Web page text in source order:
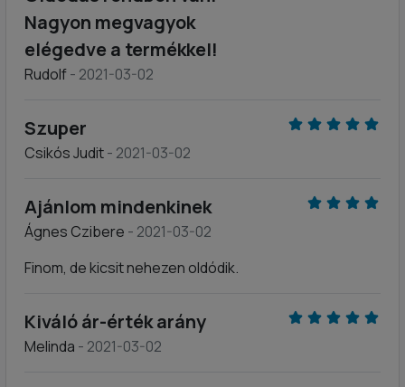
Nagyon megvagyok
elégedve a termékkel!
Rudolf- 2021-03-02
Szuper
Csikós Judit- 2021-03-02
Ajánlom mindenkinek
Ágnes Czibere - 2021-03-02
Finom, de kicsit nehezen oldódik.
Kiváló ár-érték arány
Melinda - 2021-03-02